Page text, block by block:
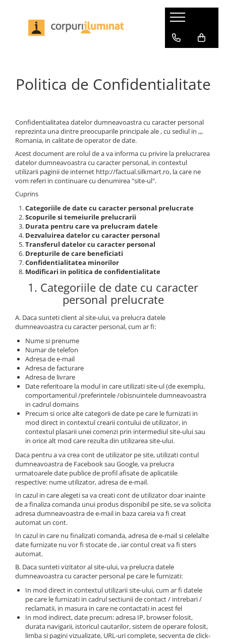
Iluminat interior
Iluminat de baie
Familia Kame
Familia Luena
Familia Zyli
LumiTiles
Oglinzi iluminate
Penduluri
Plafoniere
Spoturi incastrabile
Iluminat pe cabluri
Accesorii
Seturi si spoturi pe cablu
Seturi si spoturi pe cablu 12V DC
Iluminat pe sină
Accesorii
Alimentare
Conectori
Penduluri
Sine si sisteme sină
Sină trifazică
Spoturi
Iluminat pentru bucatarie
Accesorii
Bandă LED
Spoturi
Iluminat portabil
Iluminat tablouri
Living
Iluminat fonoabsorbant
Aplice
Familia June
Familia Lirena
Familia Melira
Familia ULine
Iluminat pentru plante
Lampadare
Penduluri
Iluminat exterior
Aplice
Rezistente la atmosferă sărată
Spoturi de grădină
Spoturi de pardoseală
Spoturi incastrabile
Benzi LED si accesorii
Set complet
Solare
Iluminat portabil
Sistem Plug&Shine
Accesorii
Benzi luminoase
Bolarzi
Corpuri de iluminat de pardoseală
Obiecte luminoase decorative
Penduluri
Spoturi de grădină
Spoturi de pardoseală
Spoturi subacvatice
Solare
Accesorii
Aplice
Bolarzi
Spoturi de pardoseală
Becuri LED
Decorative
Smart
Impachetare simplă
Seturi de becuri
Tuburi LED
Impachetare simplă
Uzuale
Impachetare simplă
Seturi de becuri
Benzi LED si accesorii
Benzi Pro
Drivere si accesorii Pro
Profile
Set complet
Confort
Set Smart
Seturi de ambiantă pentru TV
Transformator
Iluminat profesional
Iluminat Horeca
Suspensii
Office
Iluminat pe șină
Spoturi încastrabile
Panouri LED
Profile luminoase
Politica de Confidentialitate
Confidentialitatea datelor dumneavoastra cu caracter personal
reprezinta una dintre preocuparile principale ale , cu sediul in ,,,
Romania, in calitate de operator de date.
Acest document are rolul de a va informa cu privire la prelucrarea
datelor dumneavoastra cu caracter personal, in contextul
utilizarii paginii de internet http://factual.silkmart.ro, la care ne
vom referi in continuare cu denumirea "site-ul".
Cuprins
Categoriile de date cu caracter personal prelucrate
Scopurile si temeiurile prelucrarii
Durata pentru care va prelucram datele
Dezvaluirea datelor cu caracter personal
Transferul datelor cu caracter personal
Drepturile de care beneficiati
Confidentialitatea minorilor
Modificari in politica de confidentialitate
1. Categoriile de date cu caracter
personal prelucrate
A. Daca sunteti client al site-ului, va prelucra datele
dumneavoastra cu caracter personal, cum ar fi:
Nume si prenume
Numar de telefon
Adresa de e-mail
Adresa de facturare
Adresa de livrare
Date referitoare la modul in care utilizati site-ul (de exemplu,
comportamentul /preferintele /obisnuintele dumneavoastra
in cadrul domains
Precum si orice alte categorii de date pe care le furnizati in
mod direct in contextul crearii contului de utilizator, in
contextul plasarii unei comenzi prin intermediul site-ului sau
in orice alt mod care rezulta din utilizarea site-ului.
Daca pentru a va crea cont de utilizator pe site, utilizati contul
dumneavoastra de Facebook sau Google, va prelucra
urmatoarele date publice de profil afisate de aplicatiile
respective: nume utilizator, adresa de e-mail.
In cazul in care alegeti sa va creati cont de utilizator doar inainte
de a finaliza comanda unui produs disponibil pe site, se va solicita
adresa dumneavoastra de e-mail in baza careia va fi creat
automat un cont.
In cazul in care nu finalizati comanda, adresa de e-mail si celelalte
date furnizate nu vor fi stocate de , iar contul creat va fi sters
automat.
B. Daca sunteti vizitator al site-ului, va prelucra datele
dumneavoastra cu caracter personal pe care le furnizati:
In mod direct in contextul utilizarii site-ului, cum ar fi datele
pe care le furnizati in cadrul sectiunii de contact / intrebari /
reclamatii, in masura in care ne contactati in acest fel
In mod indirect, date precum: adresa IP, browser folosit,
durata navigarii, istoricul cautarilor, sistem de operare folosit,
limba si pagini vizualizate, URL-uri complete, secventa de click-